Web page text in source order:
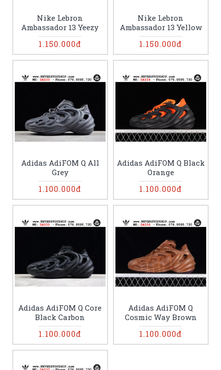
Nike Lebron
Ambassador 13 Yeezy
1.150.000đ
Nike Lebron
Ambassador 13 Yellow
1.150.000đ
Adidas AdiFOM Q All
Grey
1.100.000đ
Adidas AdiFOM Q Black
Orange
1.100.000đ
Adidas AdiFOM Q Core
Black Carbon
1.100.000đ
Adidas AdiFOM Q
Cosmic Way Brown
1.100.000đ